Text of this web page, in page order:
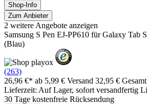
Shop-Info
Zum Anbieter
2 weitere Angebote anzeigen
Samsung S Pen EJ-PP610 für Galaxy Tab
(Blau)
(263)
26,96 €* ab 5,99 € Versand 32,95 € Gesamt
Lieferzeit: Auf Lager, sofort versandfertig
30 Tage kostenfreie Rücksendung